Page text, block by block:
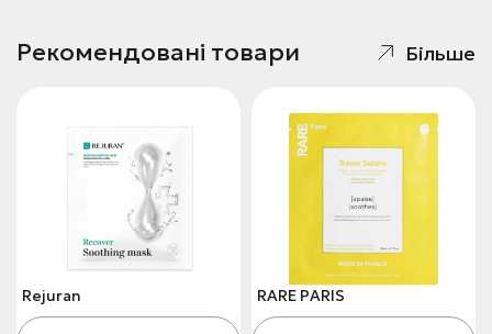
Рекомендовані товари Більше
Rejuran RARE PARIS